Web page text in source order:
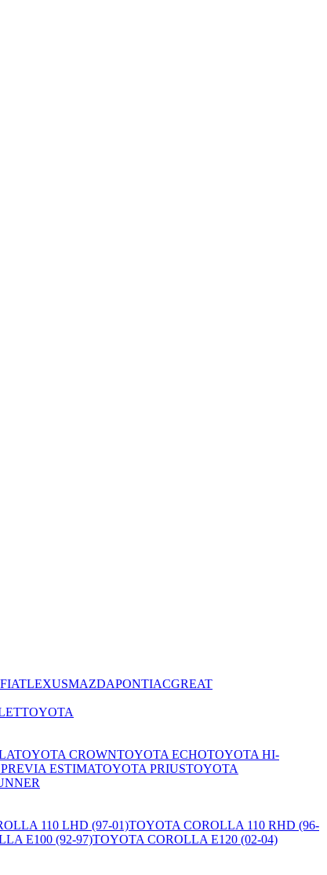
FIATLEXUSMAZDAPONTIACGREAT
TOYOTA
TOYOTA CROWNTOYOTA ECHOTOYOTA HI-
ESTIMATOYOTA PRIUSTOYOTA
110 LHD (97-01)TOYOTA COROLLA 110 RHD (96-
E100 (92-97)TOYOTA COROLLA E120 (02-04)